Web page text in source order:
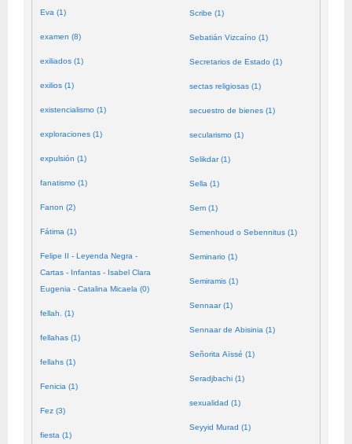
Eva (1)
examen (8)
exiliados (1)
exilios (1)
existencialismo (1)
exploraciones (1)
expulsión (1)
fanatismo (1)
Fanon (2)
Fátima (1)
Felipe II - Leyenda Negra -
Cartas - Infantas - Isabel Clara
Eugenia - Catalina Micaela (0)
fellah. (1)
fellahas (1)
fellahs (1)
Fenicia (1)
Fez (3)
fiesta (1)
Scribe (1)
Sebatián Vizcaíno (1)
Secretarios de Estado (1)
sectas religiosas (1)
secuestro de bienes (1)
secularismo (1)
Selikdar (1)
Sella (1)
Sem (1)
Semenhoud o Sebennitus (1)
Seminario (1)
Semiramis (1)
Sennaar (1)
Sennaar de Abisinia (1)
Señorita Aïssé (1)
Seradjbachi (1)
sexualidad (1)
Seyyid Murad (1)